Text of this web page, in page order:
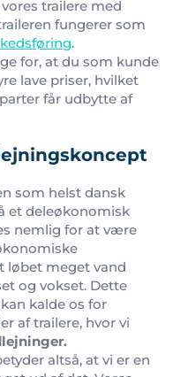
trailere med
fungerer som
.
for, at du som kunde
lave priser, hvilket
får udbytte af
som helst dansk
et deleøkonomisk
nemlig for at være
løbet meget vand
og vokset. Dette
kalde os for
af trailere, hvor vi
altså, at vi er en